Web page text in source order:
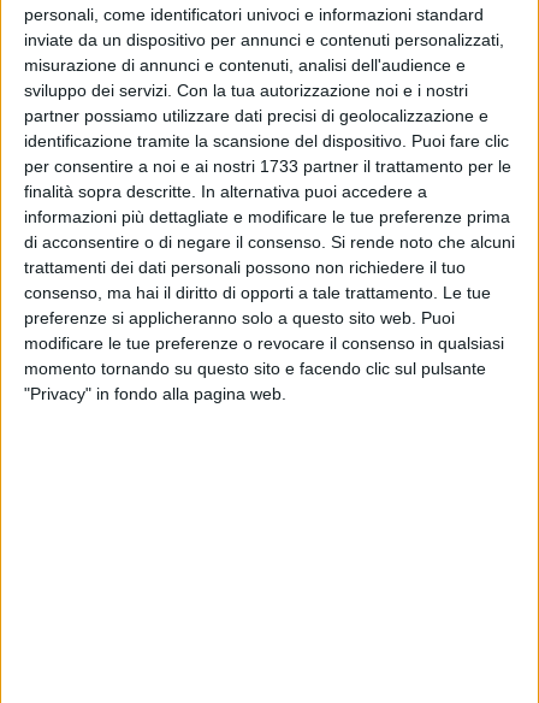
personali, come identificatori univoci e informazioni standard
inviate da un dispositivo per annunci e contenuti personalizzati,
misurazione di annunci e contenuti, analisi dell'audience e
sviluppo dei servizi. Con la tua autorizzazione noi e i nostri
partner possiamo utilizzare dati precisi di geolocalizzazione e
identificazione tramite la scansione del dispositivo. Puoi fare clic
per consentire a noi e ai nostri 1733 partner il trattamento per le
finalità sopra descritte. In alternativa puoi accedere a
informazioni più dettagliate e modificare le tue preferenze prima
di acconsentire o di negare il consenso. Si rende noto che alcuni
trattamenti dei dati personali possono non richiedere il tuo
consenso, ma hai il diritto di opporti a tale trattamento. Le tue
preferenze si applicheranno solo a questo sito web. Puoi
modificare le tue preferenze o revocare il consenso in qualsiasi
momento tornando su questo sito e facendo clic sul pulsante
"Privacy" in fondo alla pagina web.
educational visit to schools/institutes & training seminars"
tenutosi questo mese a Reykjavík, capitale dell'Islanda.
Oltre a seminari specifici sull'argomento tenutisi
all'Università di Reykjavik, il corso ha offerto l'opportunità di
visitare delle scuole locali per approfondire le caratteristiche
e le peculiarità di un sistema educativo fra i più apprezzati al
mondo.
Grazie al cospicuo investimento statale nell'educazione, le
scuole islandesi sono dotate di attrezzature all'avanguardia
e spazi polifunzionali in cui gli studenti svolgono svariate
attività che spaziano dall'artigianato, alla musica, all'arte,
all'economia domestica, oltre alle tradizionali materie